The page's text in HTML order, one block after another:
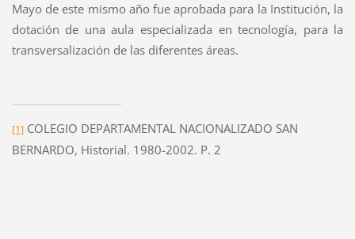
Mayo de este mismo año fue aprobada para la Institución, la
dotación de una aula especializada en tecnología, para la
transversalización de las diferentes áreas.
[1]COLEGIO DEPARTAMENTAL NACIONALIZADO SAN
BERNARDO, Historial. 1980-2002. P. 2